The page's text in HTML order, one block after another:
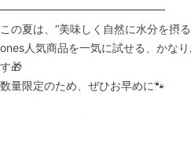
━━━━━━━━━━━━━━━
この夏は、“美味しく自然に水分を摂
ones人気商品を一気に試せる、かな
す🎁
数量限定のため、ぜひお早めに🐾